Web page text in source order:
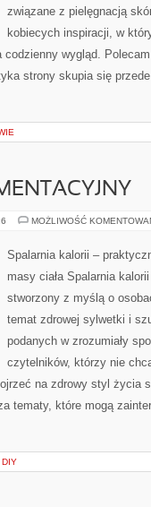
związane z pielęgnacją
kobiecych inspiracji, w
codzienny wygląd.
strony skupia się
MOŻLIWOŚĆ
Spalarnia kalorii –
masy ciała Spalarnia
stworzony z myślą o
temat zdrowej sylwetki i
podanych w zrozumiały
czytelników, którzy nie
na zdrowy styl życia
tematy, które mogą
DIY